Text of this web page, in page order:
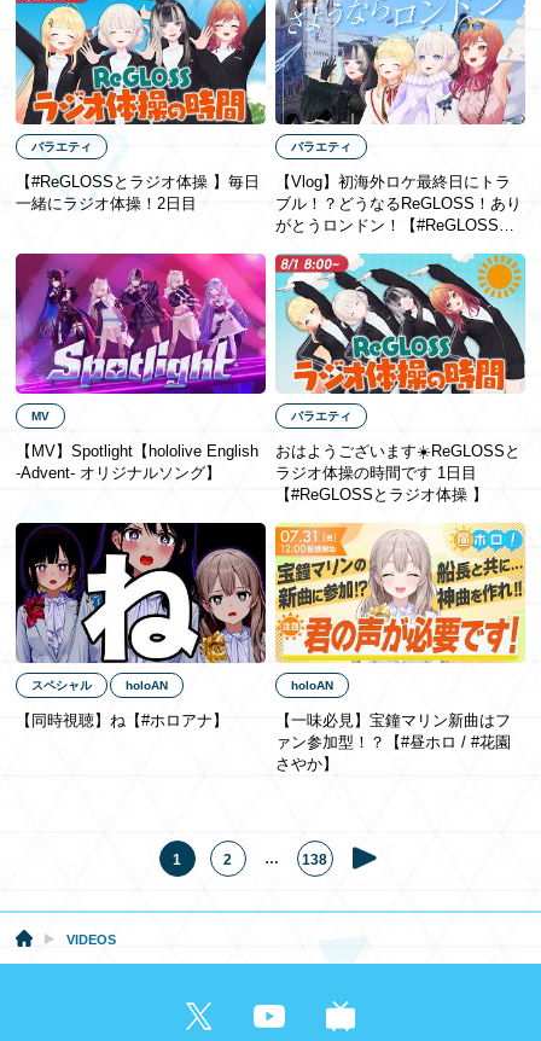
バラエティ
【#ReGLOSSとラジオ体操 】毎日
一緒にラジオ体操！2日目
バラエティ
【Vlog】初海外ロケ最終日にトラ
ブル！？どうなるReGLOSS！あり
がとうロンドン！【#ReGLOSSロ
MV
【MV】Spotlight【hololive English
-Advent- オリジナルソング】
バラエティ
おはようございます☀️ReGLOSSと
ラジオ体操の時間です 1日目
【#ReGLOSSとラジオ体操 】
スペシャル holoAN
【同時視聴】ね【#ホロアナ】
holoAN
【一味必見】宝鐘マリン新曲はフ
ァン参加型！？【#昼ホロ / #花園
さやか】
1 2 … 138
VIDEOS